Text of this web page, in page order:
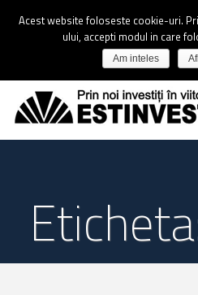
Acest website foloseste cookie-uri.
ului, accepti modul in care
Am inteles